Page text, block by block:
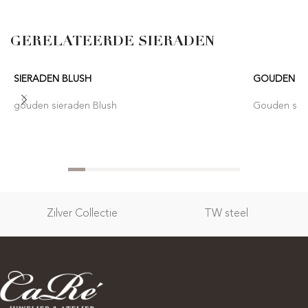
GERELATEERDE SIERADEN
SIERADEN BLUSH
gouden sieraden Blush
GOUDEN
Gouden
Zilver Collectie TW steel